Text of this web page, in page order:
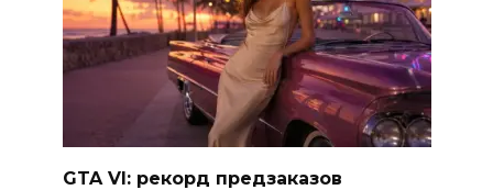
GTA VI: рекорд предзаказов